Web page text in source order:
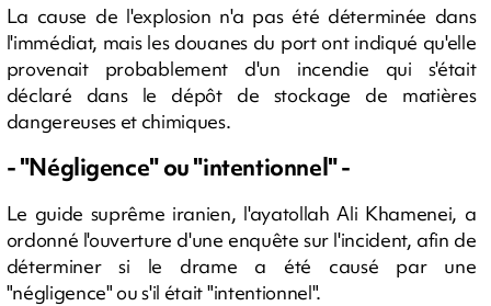
La cause de l'explosion n'a pas été déterminée dans
l'immédiat, mais les douanes du port ont indiqué qu'elle
provenait probablement d'un incendie qui s'était
déclaré dans le dépôt de stockage de matières
dangereuses et chimiques.
- "Négligence" ou "intentionnel" -
Le guide suprême iranien, l'ayatollah Ali Khamenei, a
ordonné l'ouverture d'une enquête sur l'incident, afin de
déterminer si le drame a été causé par une
"négligence" ou s'il était "intentionnel".